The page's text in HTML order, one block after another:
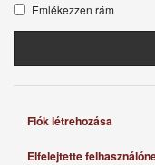
Emlékezzen rám
Fiók létrehozása
Elfelejtette